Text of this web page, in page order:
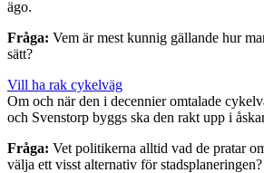
ägo.
Fråga: Vem är mest kunnig gällande hur
sätt?
Vill ha rak cykelväg
Om och när den i decennier omtalade
och Svenstorp byggs ska den rakt upp i
Fråga: Vet politikerna alltid vad de pratar
välja ett visst alternativ för stadsplaneringen?